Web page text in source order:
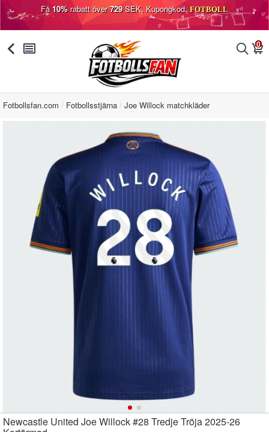
Få10%rabatt över729SEK, Kupongkod: FOTBOLL
󰅯 󰂩 󰂨 0
󰃦
Fotbollsfan.com Fotbollsstjärna Joe Willock matchkläder
Newcastle United Joe Willock #28 Tredje Tröja 2025-26